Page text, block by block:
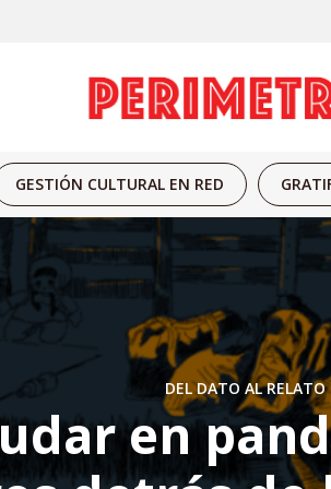
GESTIÓN CULTURAL EN RED
DEL DATO AL RELATO
en